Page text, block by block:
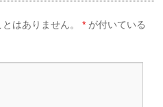
はありません。 * が付いている